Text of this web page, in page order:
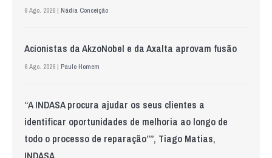
6 Ago. 2026 | Nádia Conceição
Acionistas da AkzoNobel e da Axalta aprovam fusão
6 Ago. 2026 | Paulo Homem
“A INDASA procura ajudar os seus clientes a
identificar oportunidades de melhoria ao longo de
todo o processo de reparação””, Tiago Matias,